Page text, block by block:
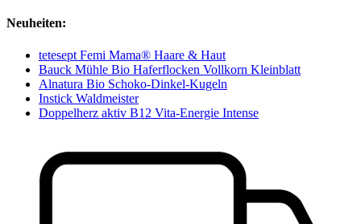
Neuheiten:
tetesept Femi Mama® Haare & Haut
Bauck Mühle Bio Haferflocken Vollkorn Kleinblatt
Alnatura Bio Schoko-Dinkel-Kugeln
Instick Waldmeister
Doppelherz aktiv B12 Vita-Energie Intense